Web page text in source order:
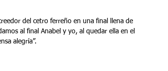
del cetro ferreño en una final llena de
al final Anabel y yo, al quedar ella en el
alegría”.